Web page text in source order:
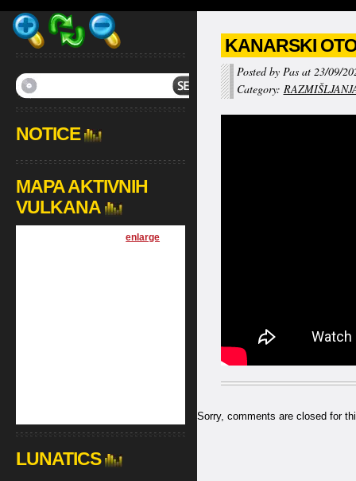
KANARSKI
Posted by Pas at 23/09/
Category:
Sorry, comments are closed for
NOTICE
MAPA AKTIVNIH
VULKANA
[enlarge
LUNATICS